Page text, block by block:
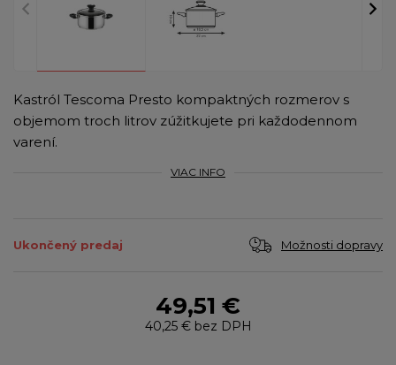
Kastról Tescoma Presto kompaktných rozmerov s
objemom troch litrov zúžitkujete pri každodennom
varení.
VIAC INFO
Ukončený predaj Možnosti dopravy
49,51 €
40,25 €bez DPH